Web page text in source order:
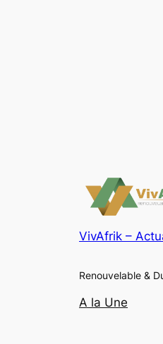
VivAfrik –
Renouvelable &
A la Une